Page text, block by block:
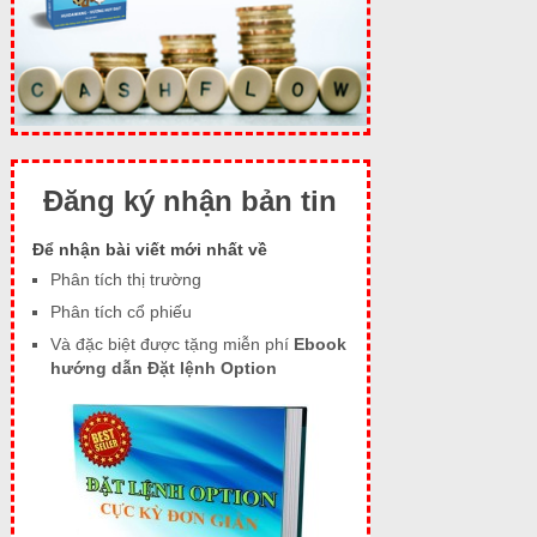
Đăng ký nhận bản tin
Để nhận bài viết mới nhất về
Phân tích thị trường
Phân tích cổ phiếu
Và đặc biệt được tặng miễn phí Ebook
hướng dẫn Đặt lệnh Option